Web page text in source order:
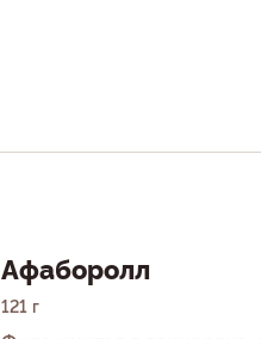
Афаборолл
121 г